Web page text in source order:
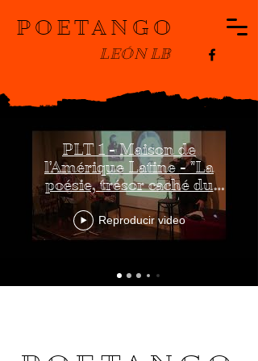
POETANGO
LEÓN LB
PLT 1 - Maison de
l'Amérique Latine - "La
poésie, trésor caché du
tango" - Conférence concert
Reproducir video